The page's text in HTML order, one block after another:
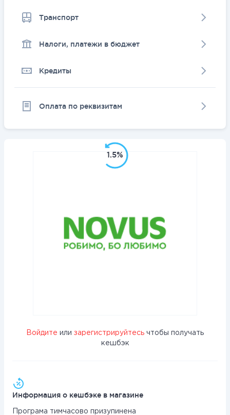
Транспорт
Налоги, платежи в бюджет
Кредиты
Оплата по реквизитам
1.5%
Войдите или зарегистрируйтесь чтобы получать
кешбэк
Информация о кешбэке в магазине
Програма тимчасово призупинена